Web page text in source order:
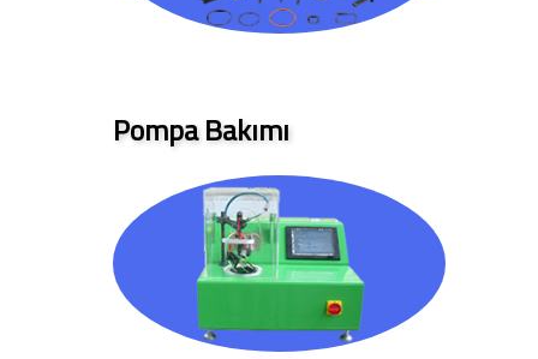
Pompa Bakımı